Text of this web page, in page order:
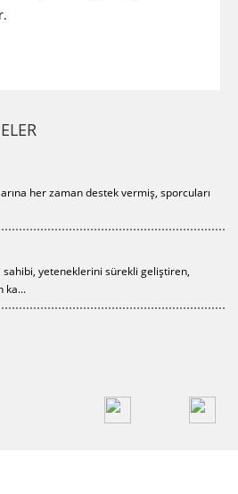
her zaman destek vermiş, sporcuları
yeteneklerini sürekli geliştiren,
ka...